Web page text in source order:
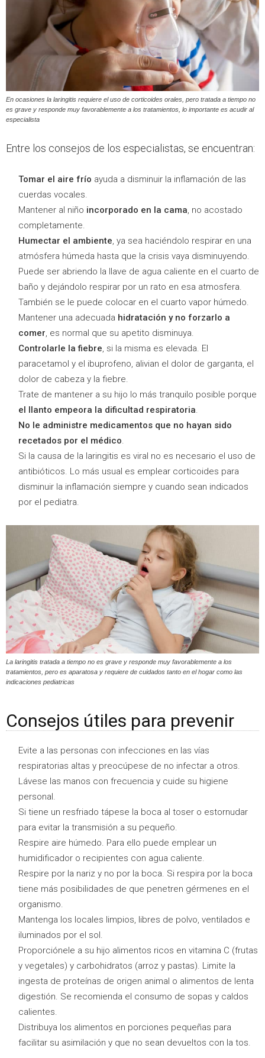
En ocasiones la laringitis requiere el uso de corticoides orales, pero tratada a tiempo no
es grave y responde muy favorablemente a los tratamientos, lo importante es acudir al
especialista
Entre los consejos de los especialistas, se encuentran:
Tomar el aire frío ayuda a disminuir la inflamación de las
cuerdas vocales.
Mantener al niño incorporado en la cama, no acostado
completamente.
Humectar el ambiente, ya sea haciéndolo respirar en una
atmósfera húmeda hasta que la crisis vaya disminuyendo.
Puede ser abriendo la llave de agua caliente en el cuarto de
baño y dejándolo respirar por un rato en esa atmosfera.
También se le puede colocar en el cuarto vapor húmedo.
Mantener una adecuada hidratación y no forzarlo a
comer, es normal que su apetito disminuya.
Controlarle la fiebre, si la misma es elevada. El
paracetamol y el ibuprofeno, alivian el dolor de garganta, el
dolor de cabeza y la fiebre.
Trate de mantener a su hijo lo más tranquilo posible porque
el llanto empeora la dificultad respiratoria.
No le administre medicamentos que no hayan sido
recetados por el médico.
Si la causa de la laringitis es viral no es necesario el uso de
antibióticos. Lo más usual es emplear corticoides para
disminuir la inflamación siempre y cuando sean indicados
por el pediatra.
La laringitis tratada a tiempo no es grave y responde muy favorablemente a los
tratamientos, pero es aparatosa y requiere de cuidados tanto en el hogar como las
indicaciones pediatricas
Consejos útiles para prevenir
Evite a las personas con infecciones en las vías
respiratorias altas y preocúpese de no infectar a otros.
Lávese las manos con frecuencia y cuide su higiene
personal.
Si tiene un resfriado tápese la boca al toser o estornudar
para evitar la transmisión a su pequeño.
Respire aire húmedo. Para ello puede emplear un
humidificador o recipientes con agua caliente.
Respire por la nariz y no por la boca. Si respira por la boca
tiene más posibilidades de que penetren gérmenes en el
organismo.
Mantenga los locales limpios, libres de polvo, ventilados e
iluminados por el sol.
Proporciónele a su hijo alimentos ricos en vitamina C (frutas
y vegetales) y carbohidratos (arroz y pastas). Limite la
ingesta de proteínas de origen animal o alimentos de lenta
digestión. Se recomienda el consumo de sopas y caldos
calientes.
Distribuya los alimentos en porciones pequeñas para
facilitar su asimilación y que no sean devueltos con la tos.